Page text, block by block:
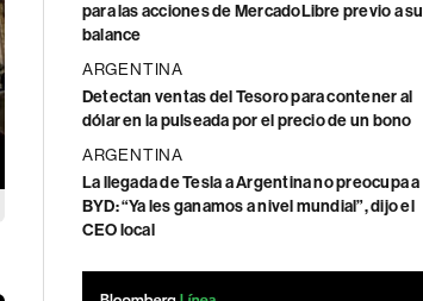
para las acciones de MercadoLibre previo a su
balance
ARGENTINA
Detectan ventas del Tesoro para contener al
dólar en la pulseada por el precio de un bono
ARGENTINA
La llegada de Tesla a Argentina no preocupa a
BYD: “Ya les ganamos a nivel mundial”, dijo el
CEO local